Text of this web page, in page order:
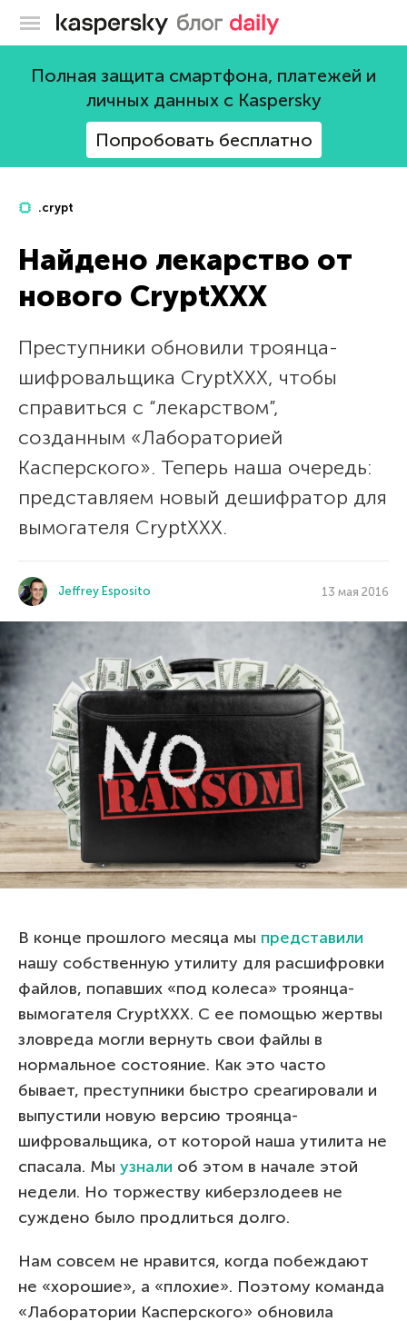
Блог Касперского
Полная защита смартфона, платежей и
личных данных с Kaspersky
Попробовать бесплатно
.crypt
Найдено лекарство от
нового CryptXXX
Преступники обновили троянца-
шифровальщика CryptXXX, чтобы
справиться с “лекарством”,
созданным «Лабораторией
Касперского». Теперь наша очередь:
представляем новый дешифратор для
вымогателя CryptXXX.
Jeffrey Esposito 13 мая 2016
В конце прошлого месяца мы представили
нашу собственную утилиту для расшифровки
файлов, попавших «под колеса» троянца-
вымогателя CryptXXX. С ее помощью жертвы
зловреда могли вернуть свои файлы в
нормальное состояние. Как это часто
бывает, преступники быстро среагировали и
выпустили новую версию троянца-
шифровальщика, от которой наша утилита не
спасала. Мы узнали об этом в начале этой
недели. Но торжеству киберзлодеев не
суждено было продлиться долго.
Нам совсем не нравится, когда побеждают
не «хорошие», а «плохие». Поэтому команда
«Лаборатории Касперского» обновила